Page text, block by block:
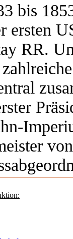
bis
ersten
RR.